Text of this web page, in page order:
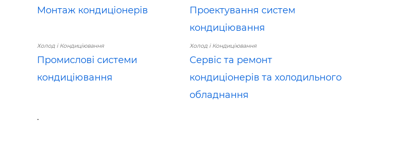
Монтаж кондиціонерів
Проектування систем
кондиціювання
Холод і Кондиціювання
Промислові системи
кондиціювання
Холод і Кондиціювання
Сервіс та ремонт
кондиціонерів та холодильного
обладнання
.